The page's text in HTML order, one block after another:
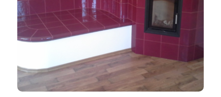
Vínová Kachlová Kamna S Lavicí